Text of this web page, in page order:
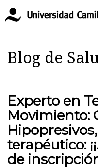
Blog de
Experto en
Movimiento:
terapéutico:
de